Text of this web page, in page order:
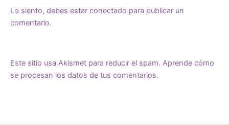
Lo siento, debes estar conectado para publicar un
comentario.
Este sitio usa Akismet para reducir el spam. Aprende cómo
se procesan los datos de tus comentarios.